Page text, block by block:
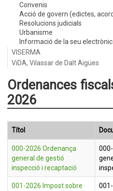
Convenis
Acció de govern (edictes,
Resolucions judicials
Urbanisme
Informació de la seu
VISERMA
ViDA, Vilassar de Dalt Aigües
Ordenances
2026
Títol
000-2026 Ordenança
general de gestió
inspecció i recaptació
001-2026 Impost sobre